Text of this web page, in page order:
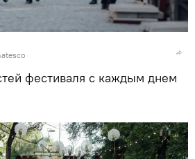
фестиваля с каждым днем